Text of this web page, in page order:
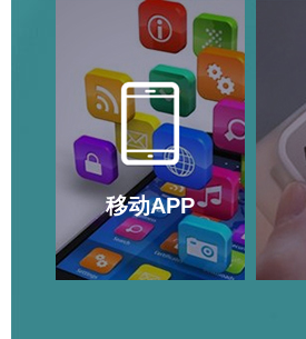
移动APP